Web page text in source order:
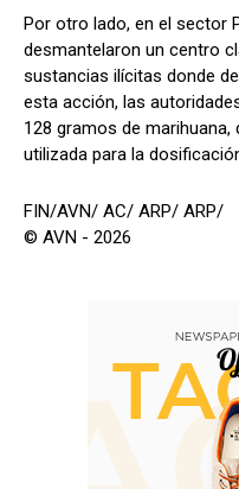
Por otro lado, en el sector
desmantelaron un centro
sustancias ilícitas donde
esta acción, las
128 gramos de
utilizada para la
FIN/AVN/ AC/ ARP/ ARP/
© AVN - 2026